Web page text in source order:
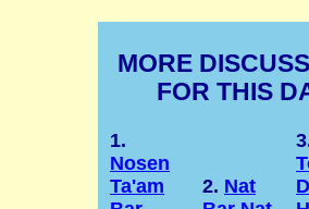
MORE
FOR THIS
1.
Nosen
Ta'am
2. Nat